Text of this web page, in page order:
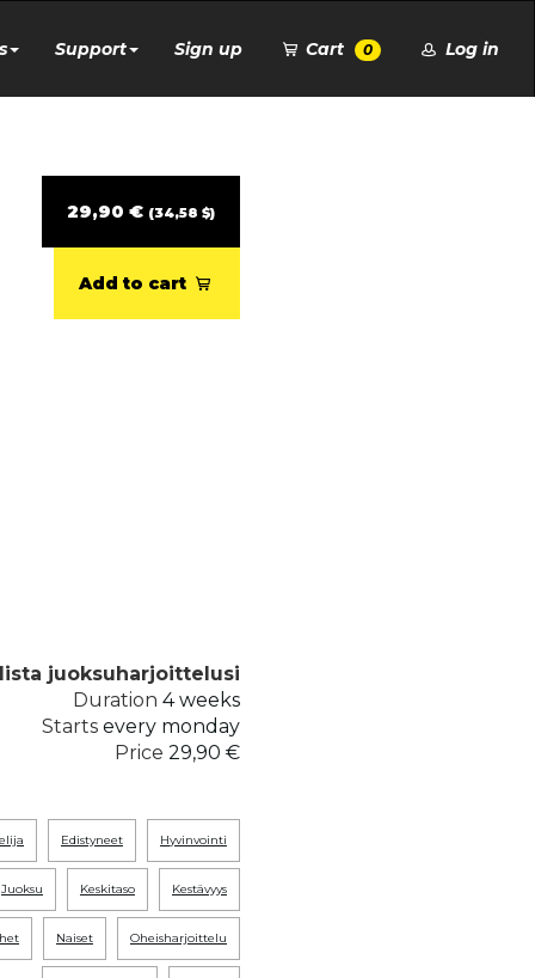
Support Sign up Cart 0 Log in
29,90 € (34,58 $)
Add to cart
juoksuharjoittelusi
Duration 4 weeks
Starts every monday
Price 29,90 €
edistyneet hyvinvointi
juoksu keskitaso kestävyys
naiset oheisharjoittelu